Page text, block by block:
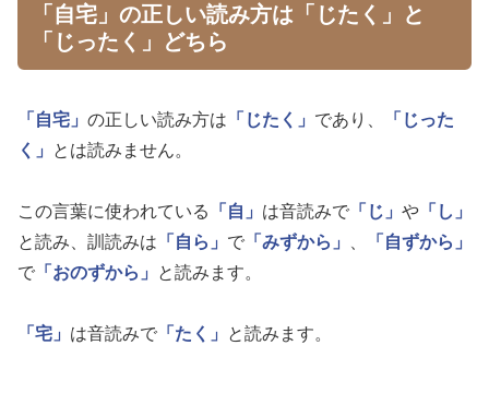
「自宅」の正しい読み方は「じたく」と
「じったく」どちら
「自宅」 の正しい読み方は 「じたく」 であり、
「じった
く」
とは読みません。
この言葉に使われている 「自」 は音読みで 「じ」 や 「し」
と読み、訓読みは 「自ら」 で 「みずから」
「自ずから」
で 「おのずから」 と読みます。
「宅」 は音読みで 「たく」 と読みます。